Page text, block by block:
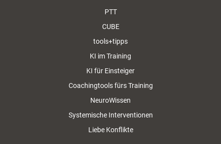
PTT
CUBE
tools+tipps
KI im Training
KI für Einsteiger
Coachingtools fürs Training
NeuroWissen
Systemische Interventionen
Liebe Konflikte